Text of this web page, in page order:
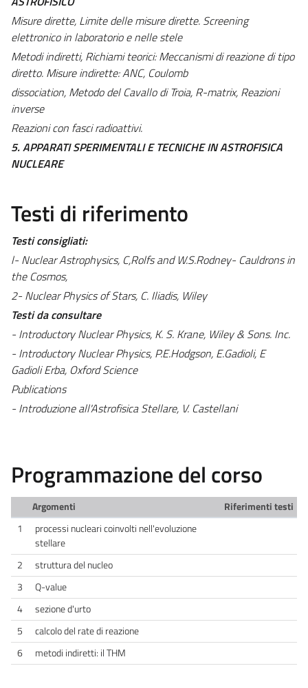
Misure dirette, Limite delle misure dirette. Screening
elettronico in laboratorio e nelle stele
Metodi indiretti, Richiami teorici: Meccanismi di reazione di tipo
diretto. Misure indirette: ANC, Coulomb
dissociation, Metodo del Cavallo di Troia, R-matrix, Reazioni
inverse
Reazioni con fasci radioattivi.
5. APPARATI SPERIMENTALI E TECNICHE IN ASTROFISICA
NUCLEARE
Testi di riferimento
Testi consigliati:
l- Nuclear Astrophysics, C,Rolfs and W.S.Rodney- Cauldrons in
the Cosmos,
2- Nuclear Physics of Stars, C. Iliadis, Wiley
Testi da consultare
- Introductory Nuclear Physics, K. S. Krane, Wiley & Sons. Inc.
- Introductory Nuclear Physics, P.E.Hodgson, E.Gadioli, E
Gadioli Erba, Oxford Science
Publications
- Introduzione all'Astrofisica Stellare, V. Castellani
Programmazione del corso
Argomenti
Riferimenti testi
1
processi nucleari coinvolti nell'evoluzione
stellare
2
struttura del nucleo
3
Q-value
4
sezione d'urto
5
calcolo del rate di reazione
6
metodi indiretti: il THM